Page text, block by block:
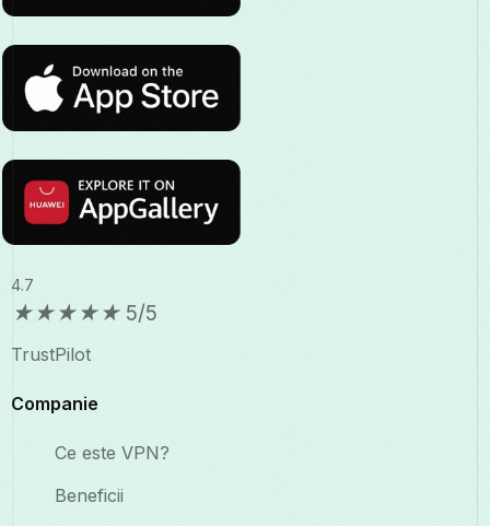
4.7
★★★★★ 5/5
TrustPilot
Companie
Ce este VPN?
Beneficii